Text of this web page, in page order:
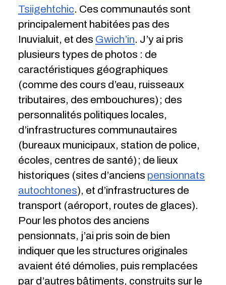
Tsiigehtchic. Ces communautés sont
principalement habitées pas des
Inuvialuit, et des Gwich’in. J’y ai pris
plusieurs types de photos : de
caractéristiques géographiques
(comme des cours d’eau, ruisseaux
tributaires, des embouchures) ; des
personnalités politiques locales,
d’infrastructures communautaires
(bureaux municipaux, station de police,
écoles, centres de santé) ; de lieux
historiques (sites d’anciens pensionnats
autochtones), et d’infrastructures de
transport (aéroport, routes de glaces).
Pour les photos des anciens
pensionnats, j’ai pris soin de bien
indiquer que les structures originales
avaient été démolies, puis remplacées
par d’autres bâtiments, construits sur le